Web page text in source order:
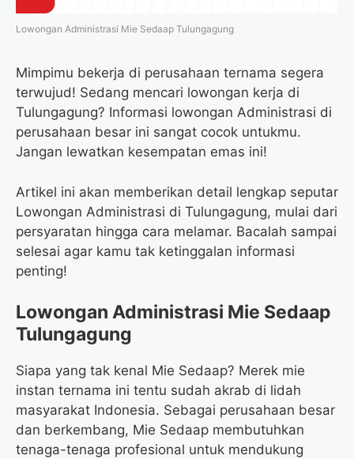
Lowongan Administrasi Mie Sedaap Tulungagung
Mimpimu bekerja di perusahaan ternama segera
terwujud! Sedang mencari lowongan kerja di
Tulungagung? Informasi lowongan Administrasi di
perusahaan besar ini sangat cocok untukmu.
Jangan lewatkan kesempatan emas ini!
Artikel ini akan memberikan detail lengkap seputar
Lowongan Administrasi di Tulungagung, mulai dari
persyaratan hingga cara melamar. Bacalah sampai
selesai agar kamu tak ketinggalan informasi
penting!
Lowongan Administrasi Mie Sedaap
Tulungagung
Siapa yang tak kenal Mie Sedaap? Merek mie
instan ternama ini tentu sudah akrab di lidah
masyarakat Indonesia. Sebagai perusahaan besar
dan berkembang, Mie Sedaap membutuhkan
tenaga-tenaga profesional untuk mendukung